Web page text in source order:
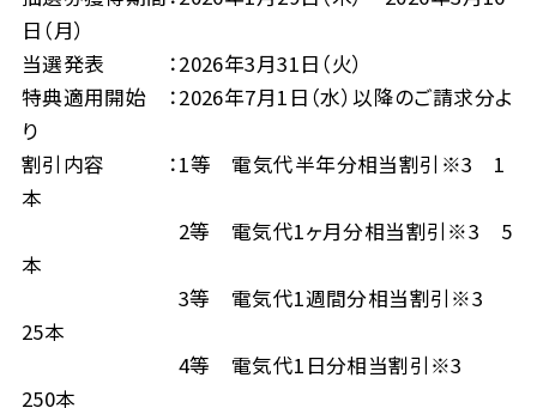
日（月）
当選発表 ：2026年3月31日（火）
特典適用開始 ：2026年7月1日（水）以降のご請求分よ
り
割引内容 ：1等 電気代半年分相当割引※3 1
本
2等 電気代1ヶ月分相当割引※3 5
本
3等 電気代1週間分相当割引※3
25本
4等 電気代1日分相当割引※3
250本